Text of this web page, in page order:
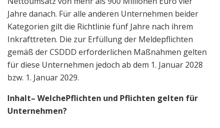
Jahre danach. Für alle anderen Unternehmen beider
Kategorien gilt die Richtlinie fünf Jahre nach ihrem
Inkrafttreten. Die zur Erfüllung der Meldepflichten
gemäß der CSDDD erforderlichen Maßnahmen gelten
für diese Unternehmen jedoch ab dem 1. Januar 2028
bzw. 1. Januar 2029.
Inhalt– WelchePflichten und Pflichten gelten für
Unternehmen?